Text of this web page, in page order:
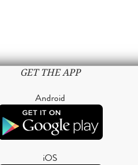
GET THE APP
Android
iOS